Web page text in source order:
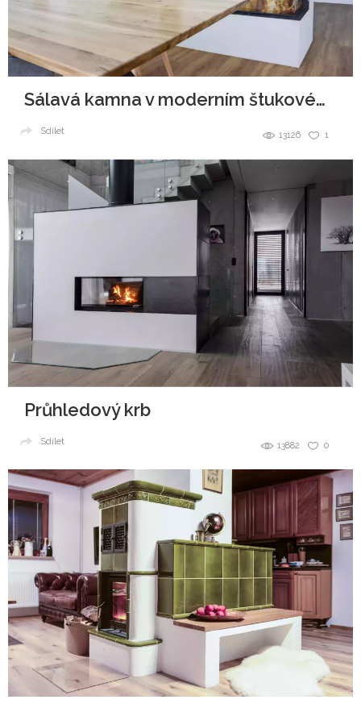
Sálavá kamna v moderním štukovém provedení
1
13126
Sdílet
Průhledový krb
0
13882
Sdílet